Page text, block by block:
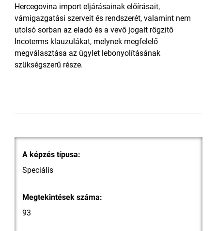
Hercegovina import eljárásainak előírásait,
vámigazgatási szerveit és rendszerét, valamint nem
utolsó sorban az eladó és a vevő jogait rögzítő
Incoterms klauzulákat, melynek megfelelő
megválasztása az ügylet lebonyolításának
szükségszerű része.
A képzés típusa:
Speciális
Megtekintések száma:
93